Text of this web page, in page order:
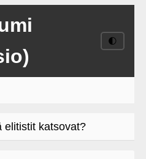
🌓
katsovat?